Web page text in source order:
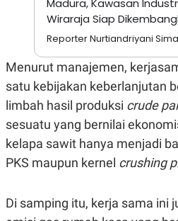
E
N
T
E
R
A
N
L
E
A
Wiraraja Siap
Reporter Nurtiandriyani
Menurut manajemen,
satu kebijakan keberlanjutan
limbah hasil produksi crude
sesuatu yang bernilai
kelapa sawit hanya menjadi
PKS maupun kernel crushing
Di samping itu, kerja sama ini